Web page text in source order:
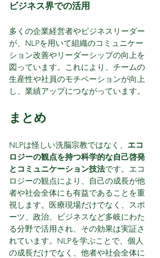
ビジネス界での活用
多くの企業経営者やビジネスリーダー
が、NLPを用いて組織のコミュニケー
ション改善やリーダーシップの向上を
図っています。これにより、チームの
生産性や社員のモチベーションが向上
し、業績アップにつながっています。
まとめ
NLPは怪しい洗脳宗教ではなく、 エコ
ロジーの観点を持つ科学的な自己啓発
とコミュニケーション技法です。エコ
ロジーの観点により、自己の成長が他
者や社会全体にも有益であることを重
視します。医療現場だけでなく、スポ
ーツ、政治、ビジネスなど多岐にわた
る分野で活用され、その効果は実証さ
れています。NLPを学ぶことで、個人
の成長だけでなく、他者や社会全体に